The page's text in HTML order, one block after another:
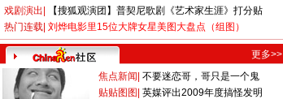
戏剧演出
【搜狐观演团】普契尼歌剧《艺术家生涯》打分贴
热门连载 刘烨电影里15位大牌女星美图大盘点（组图）
更多>>
焦点新闻 不要迷恋哥，哥只是一个鬼
贴贴图图 英媒评出2009年度搞怪发明